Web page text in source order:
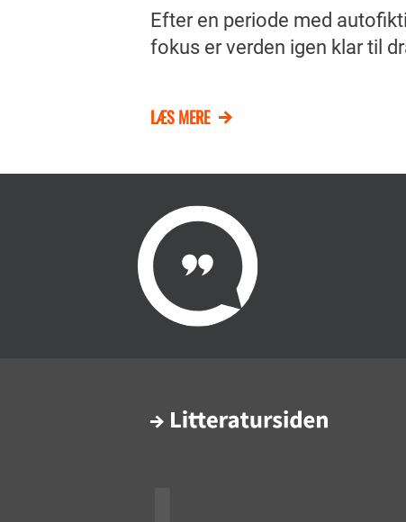
Efter en periode med
fokus er verden igen klar til
LÆS MERE